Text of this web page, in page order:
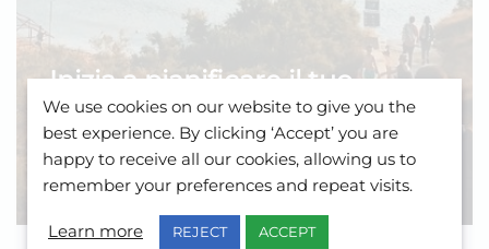
Inizia a pianificare il tuo
viaggio a Malta con BELS!
Ecco cosa aspettarsi dal nostro programma
per giovani adulti.
We use cookies on our website to give you the
best experience. By clicking ‘Accept’ you are
happy to receive all our cookies, allowing us to
remember your preferences and repeat visits.
Learn more REJECT ACCEPT